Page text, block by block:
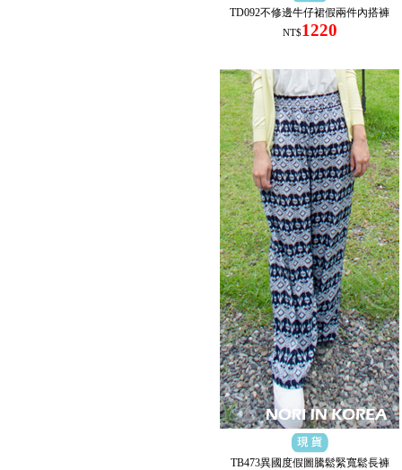
TD092不修邊牛仔裙假兩件內搭褲
NT$1220
TB473異國度假圖騰鬆緊寬鬆長褲